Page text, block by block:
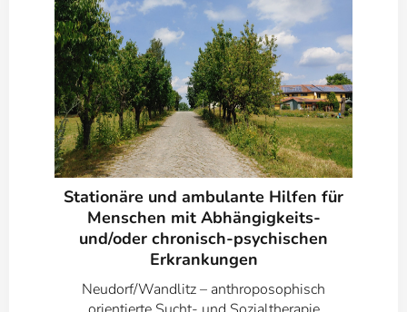
Stationäre und ambulante Hilfen für
Menschen mit Abhängigkeits-
und/oder chronisch-psychischen
Erkrankungen
Neudorf/Wandlitz – anthroposophisch